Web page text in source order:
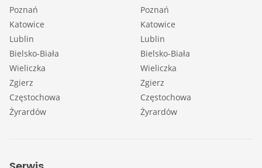
Poznań
Katowice
Lublin
Bielsko-Biała
Wieliczka
Zgierz
Częstochowa
Żyrardów
Poznań
Katowice
Lublin
Bielsko-Biała
Wieliczka
Zgierz
Częstochowa
Żyrardów